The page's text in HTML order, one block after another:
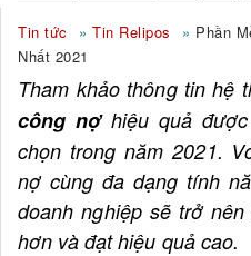
Tin tức Tin Relipos
Phần
Nhất 2021
Tham khảo thông tin hệ
công nợhiệu quả được
chọn trong năm 2021.
nợ cùng đa dạng tính
doanh nghiệp sẽ trở
hơn và đạt hiệu quả cao.